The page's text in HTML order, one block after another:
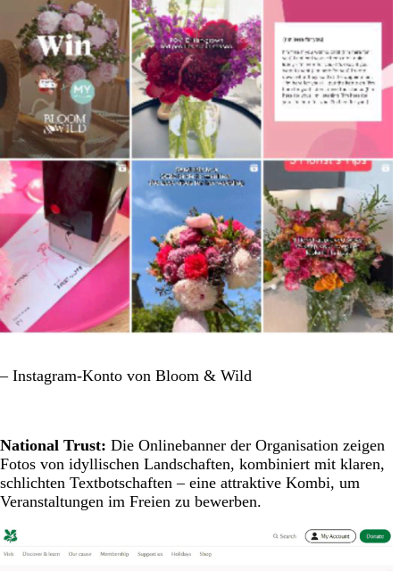
– Instagram-Konto von Bloom & Wild
National Trust: Die Onlinebanner der Organisation zeigen
Fotos von idyllischen Landschaften, kombiniert mit klaren,
schlichten Textbotschaften – eine attraktive Kombi, um
Veranstaltungen im Freien zu bewerben.